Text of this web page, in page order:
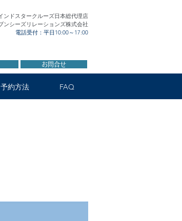
ンドスタークルーズ日本総代理店
ンシーズリレーションズ株式会社
電話受付：平日10:00～17:00
お問合せ
予約方法 FAQ